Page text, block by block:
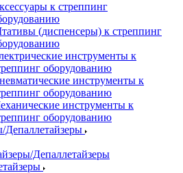
к стреппинг
(диспенсеры) к стреппинг
инструменты к
оборудованию
инструменты к
оборудованию
инструменты к
оборудованию
Депаллетайзеры
Депаллетайзеры